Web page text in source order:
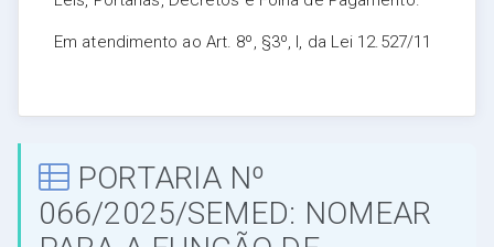
Em atendimento ao Art. 8º, §3º, I, da Lei 12.527/11
PORTARIA Nº
066/2025/SEMED: NOMEAR